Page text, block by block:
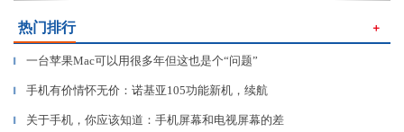
热门排行 ＋
▎ 一台苹果Mac可以用很多年但这也是个“问题”
▎ 手机有价情怀无价：诺基亚105功能新机，续航
▎ 关于手机，你应该知道：手机屏幕和电视屏幕的差